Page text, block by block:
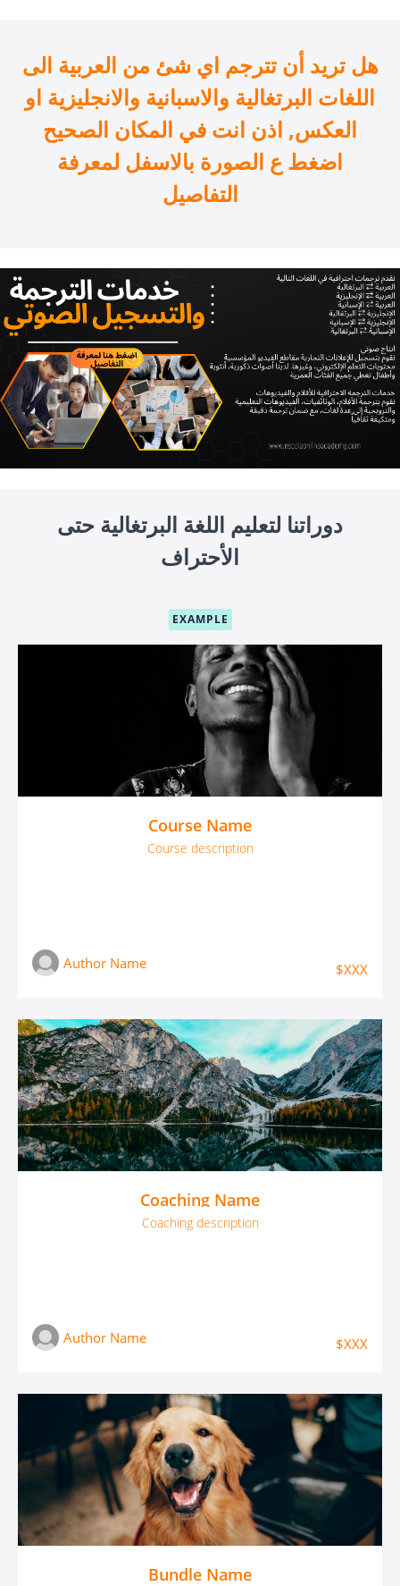
هل تريد أن تترجم اي شئ من العربية الى
اللغات البرتغالية والاسبانية والانجليزية او
العكس, اذن انت في المكان الصحيح
اضغط ع الصورة بالاسفل لمعرفة
التفاصيل
دوراتنا لتعليم اللغة البرتغالية حتى
الأحتراف
EXAMPLE
Course Name
Course description
Author Name $XXX
Coaching Name
Coaching description
Author Name $XXX
Bundle Name